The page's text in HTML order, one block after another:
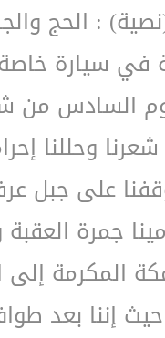
: الحج
سيارة
السادس
وحللنا
على جبل
جمرة العقبة
مكة المكرمة
إننا بعد